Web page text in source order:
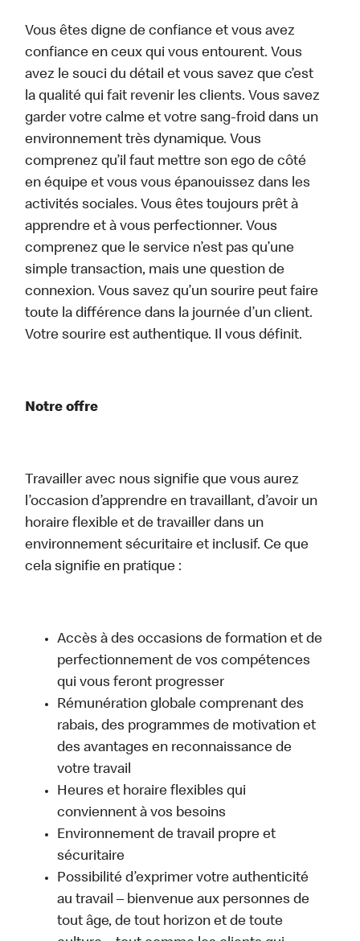
Vous êtes digne de confiance et vous avez
confiance en ceux qui vous entourent. Vous
avez le souci du détail et vous savez que c’est
la qualité qui fait revenir les clients. Vous savez
garder votre calme et votre sang-froid dans un
environnement très dynamique. Vous
comprenez qu’il faut mettre son ego de côté
en équipe et vous vous épanouissez dans les
activités sociales. Vous êtes toujours prêt à
apprendre et à vous perfectionner. Vous
comprenez que le service n’est pas qu’une
simple transaction, mais une question de
connexion. Vous savez qu’un sourire peut faire
toute la différence dans la journée d’un client.
Votre sourire est authentique. Il vous définit.
Notre offre
Travailler avec nous signifie que vous aurez
l’occasion d’apprendre en travaillant, d’avoir un
horaire flexible et de travailler dans un
environnement sécuritaire et inclusif. Ce que
cela signifie en pratique :
Accès à des occasions de formation et de
perfectionnement de vos compétences
qui vous feront progresser
Rémunération globale comprenant des
rabais, des programmes de motivation et
des avantages en reconnaissance de
votre travail
Heures et horaire flexibles qui
conviennent à vos besoins
Environnement de travail propre et
sécuritaire
Possibilité d’exprimer votre authenticité
au travail – bienvenue aux personnes de
tout âge, de tout horizon et de toute